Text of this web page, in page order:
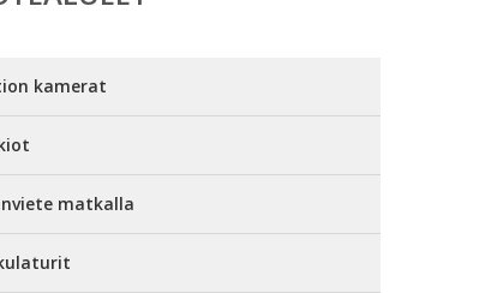
kamerat
matkalla